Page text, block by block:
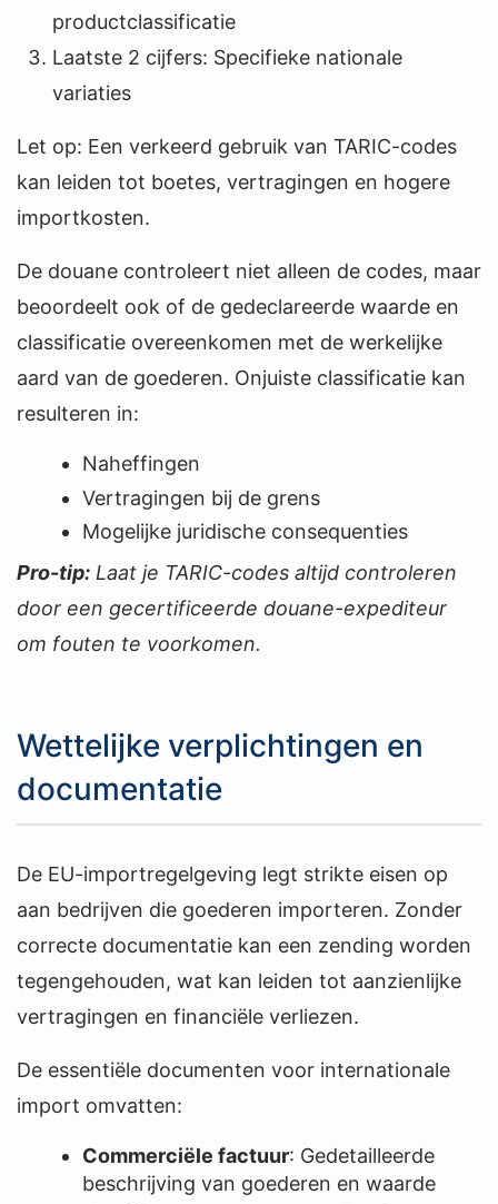
productclassificatie
Laatste 2 cijfers: Specifieke nationale
variaties
Let op: Een verkeerd gebruik van TARIC-codes
kan leiden tot boetes, vertragingen en hogere
importkosten.
De douane controleert niet alleen de codes, maar
beoordeelt ook of de gedeclareerde waarde en
classificatie overeenkomen met de werkelijke
aard van de goederen. Onjuiste classificatie kan
resulteren in:
Naheffingen
Vertragingen bij de grens
Mogelijke juridische consequenties
Pro-tip: Laat je TARIC-codes altijd controleren
door een gecertificeerde douane-expediteur
om fouten te voorkomen.
Wettelijke verplichtingen en
documentatie
De EU-importregelgeving legt strikte eisen op
aan bedrijven die goederen importeren. Zonder
correcte documentatie kan een zending worden
tegengehouden, wat kan leiden tot aanzienlijke
vertragingen en financiële verliezen.
De essentiële documenten voor internationale
import omvatten:
Commerciële factuur: Gedetailleerde
beschrijving van goederen en waarde